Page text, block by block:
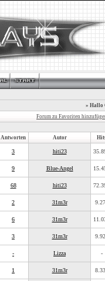
» Hallo
Forum zu Favoriten
Antworten Autor
3 hiti23
9 Blue-Angel
68 hiti23
2 31m3r
6 31m3r
3 31m3r
- Lizza -
1 31m3r